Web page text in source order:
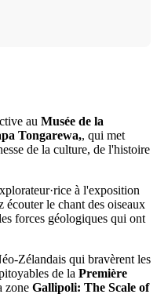
au Musée de la
Tongarewa,, qui met
de la culture, de l'histoire
à l'exposition
écouter le chant des oiseaux
forces géologiques qui ont
Zélandais qui bravèrent les
de la Première
zone Gallipoli: The Scale of